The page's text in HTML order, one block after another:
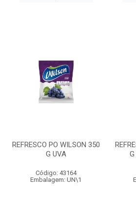
REFRESCO PO WILSON 350
G UVA
Código: 43164
Embalagem: UN\1